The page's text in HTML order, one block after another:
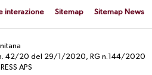
interazione Sitemap Sitemap News
n. 42/20 del 29/1/2020, RG n.144/2020
APS